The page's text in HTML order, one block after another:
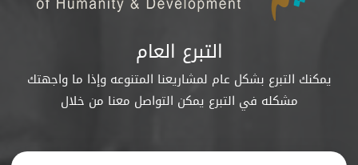
التبرع العام
يمكنك التبرع بشكل عام لمشاريعنا المتنوعه وإذا ما واجهتك
مشكله في التبرع يمكن التواصل معنا من خلال